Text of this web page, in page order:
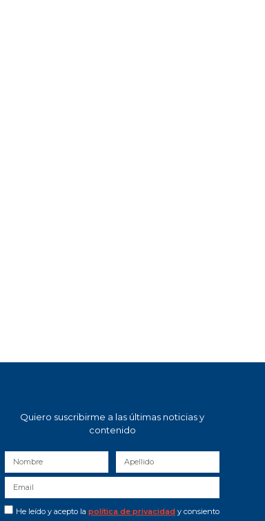
Quiero suscribirme a las últimas noticias y
contenido
He leído y acepto lapolítica de privacidad y consiento